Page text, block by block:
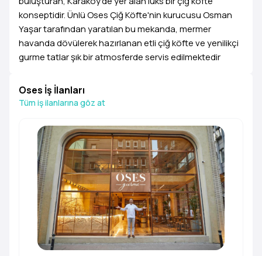
konseptidir. Ünlü Oses Çiğ Köfte'nin kurucusu Osman
Yaşar tarafından yaratılan bu mekanda, mermer
havanda dövülerek hazırlanan etli çiğ köfte ve yenilikçi
gurme tatlar şık bir atmosferde servis edilmektedir
Oses İş İlanları
Tüm iş ilanlarına göz at